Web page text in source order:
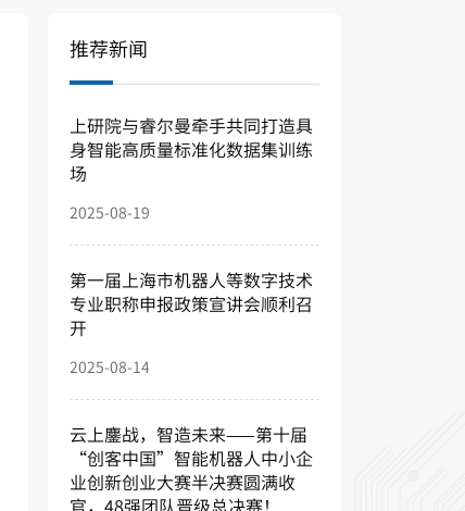
推荐新闻
上研院与睿尔曼牵手共同打造具
身智能高质量标准化数据集训练
场
2025-08-19
第一届上海市机器人等数字技术
专业职称申报政策宣讲会顺利召
开
2025-08-14
云上鏖战，智造未来——第十届
“创客中国”智能机器人中小企
业创新创业大赛半决赛圆满收
官，48强团队晋级总决赛！